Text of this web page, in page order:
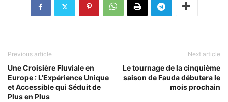
Previous article
Une Croisière Fluviale en
Europe : L’Expérience Unique
et Accessible qui Séduit de
Plus en Plus
Next article
Le tournage de la cinquième
saison de Fauda débutera le
mois prochain